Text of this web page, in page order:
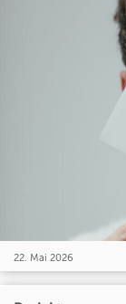
22. Mai 2026